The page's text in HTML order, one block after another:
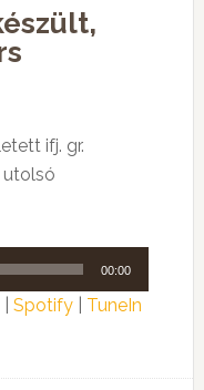
ifj. gr.
utolsó
00:00
Spotify| TuneIn